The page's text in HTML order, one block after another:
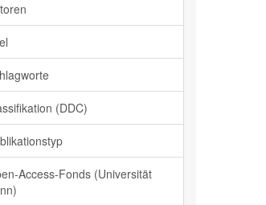
(DDC)
Access-Fonds (Universität